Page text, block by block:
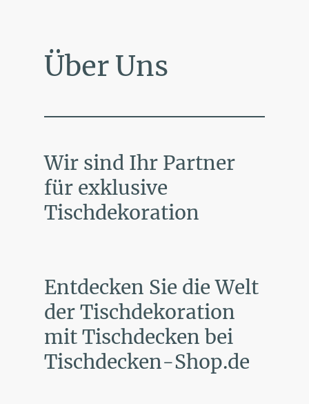
Über Uns
Wir sind Ihr Partner
für exklusive
Tischdekoration
Entdecken Sie die Welt
der Tischdekoration
mit Tischdecken bei
Tischdecken-Shop.de